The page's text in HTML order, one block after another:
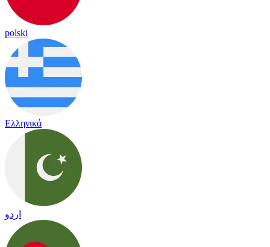
polski
Ελληνικά
اردو